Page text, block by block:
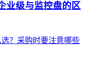
业级与监控盘的区